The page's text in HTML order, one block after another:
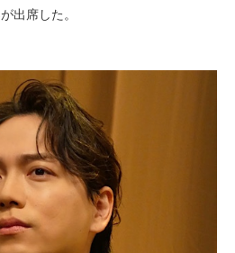
出席した。